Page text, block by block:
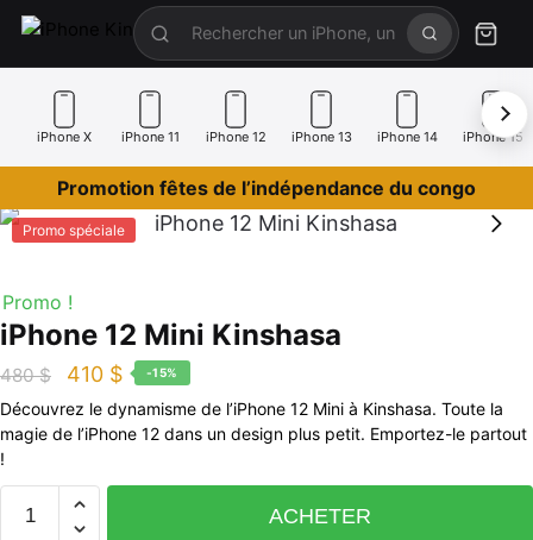
iPhone X iPhone 11 iPhone 12 iPhone 13 iPhone 14 iPhone 15
Promotion fêtes de l’indépendance du congo
Promo spéciale
Promo !
iPhone 12 Mini Kinshasa
480$ 410 $ -15%
Découvrez le dynamisme de l’iPhone 12 Mini à Kinshasa. Toute la
magie de l’iPhone 12 dans un design plus petit. Emportez-le partout
!
ACHETER